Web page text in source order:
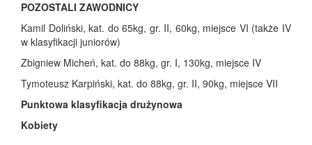
POZOSTALI ZAWODNICY
Kamil Doliński, kat. do 65kg, gr. II, 60kg, miejsce VI (także IV
w klasyfikacji juniorów)
Zbigniew Micheń, kat. do 88kg, gr. I, 130kg, miejsce IV
Tymoteusz Karpiński, kat. do 88kg, gr. II, 90kg, miejsce VII
Punktowa klasyfikacja drużynowa
Kobiety